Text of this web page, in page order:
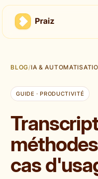
BLOG/IA &
GUIDE · PRODUCTIVITÉ
cas